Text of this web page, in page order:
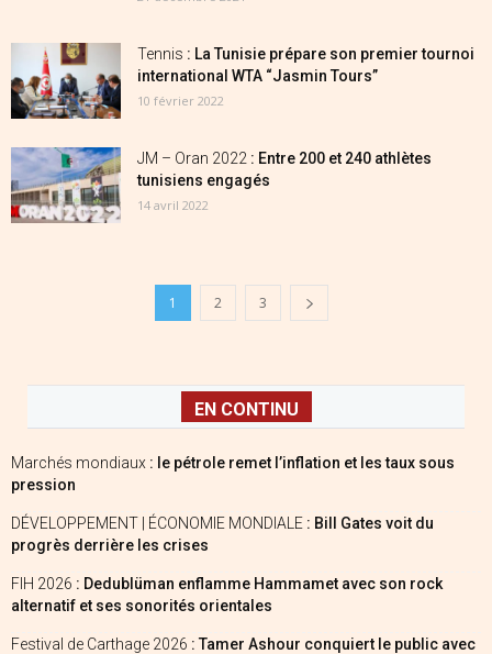
Tennis : La Tunisie prépare son premier tournoi
international WTA “Jasmin Tours”
10 février 2022
JM – Oran 2022 : Entre 200 et 240 athlètes
tunisiens engagés
14 avril 2022
1 2 3
EN CONTINU
Marchés mondiaux : le pétrole remet l’inflation et les taux sous
pression
DÉVELOPPEMENT | ÉCONOMIE MONDIALE : Bill Gates voit du
progrès derrière les crises
FIH 2026 : Dedublüman enflamme Hammamet avec son rock
alternatif et ses sonorités orientales
Festival de Carthage 2026 : Tamer Ashour conquiert le public avec